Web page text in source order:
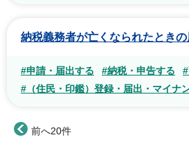
納税義務者が亡くなられたときの
#申請・届出する #納税・申告する
#（住民・印鑑）登録・届出・マイナ
前へ20件